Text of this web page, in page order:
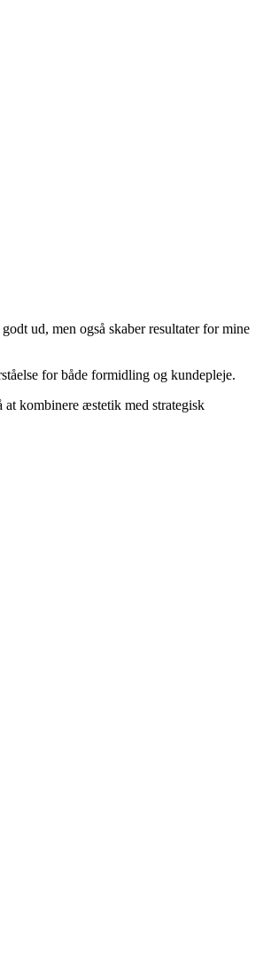
ud, men også skaber resultater for mine
for både formidling og kundepleje.
kombinere æstetik med strategisk